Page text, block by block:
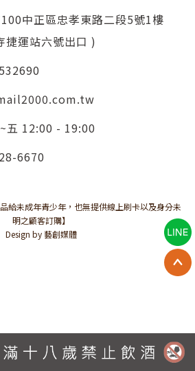
中正區忠孝東路二段5號1樓
捷運站六號出口 )
五 12:00 - 19:00
6670
給未成年青少年，也無提供線上刷卡以及身分未
明之顧客訂購】
Design by 藝創媒體